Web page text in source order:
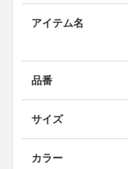
アイテム名
品番
サイズ
カラー